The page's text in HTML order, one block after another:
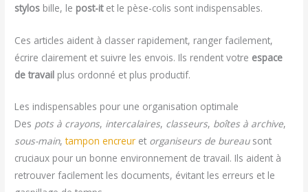
stylos bille, le post-itet le pèse-colis sont indispensables.
Ces articles aident à classer rapidement, ranger facilement,
écrire clairement et suivre les envois. Ils rendent votre espace
de travail plus ordonné et plus productif.
Les indispensables pour une organisation optimale
Des pots à crayons, intercalaires, classeurs, boîtes à archive,
sous-main,tampon encreur et organiseurs de bureausont
cruciaux pour un bonne environnement de travail. Ils aident à
retrouver facilement les documents, évitant les erreurs et le